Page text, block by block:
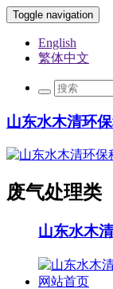
Toggle navigation
English
繁体中文
山东水木清环
废气处理类
山东水木
网站首页